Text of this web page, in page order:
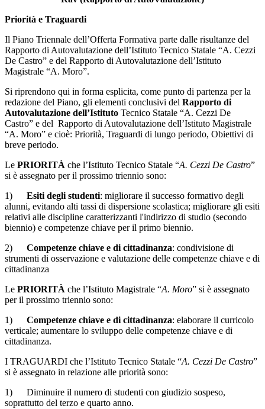
Priorità e Traguardi
Il Piano Triennale dell’Offerta Formativa parte dalle risultanze del
Rapporto di Autovalutazione dell’Istituto Tecnico Statale “A. Cezzi
De Castro” e del Rapporto di Autovalutazione dell’Istituto
Magistrale “A. Moro”.
Si riprendono qui in forma esplicita, come punto di partenza per la
redazione del Piano, gli elementi conclusivi del Rapporto di
Autovalutazione dell’Istituto Tecnico Statale “A. Cezzi De
Castro” e del Rapporto di Autovalutazione dell’Istituto Magistrale
“A. Moro” e cioè: Priorità, Traguardi di lungo periodo, Obiettivi di
breve periodo.
Le PRIORITÀ che l’Istituto Tecnico Statale “A. Cezzi De Castro”
si è assegnato per il prossimo triennio sono:
1) Esiti degli studenti: migliorare il successo formativo degli
alunni, evitando alti tassi di dispersione scolastica; migliorare gli esiti
relativi alle discipline caratterizzanti l'indirizzo di studio (secondo
biennio) e competenze chiave per il primo biennio.
2) Competenze chiave e di cittadinanza: condivisione di
strumenti di osservazione e valutazione delle competenze chiave e di
cittadinanza
Le PRIORITÀ che l’Istituto Magistrale “A. Moro” si è assegnato
per il prossimo triennio sono:
1) Competenze chiave e di cittadinanza: elaborare il curricolo
verticale; aumentare lo sviluppo delle competenze chiave e di
cittadinanza.
I TRAGUARDI che l’Istituto Tecnico Statale “A. Cezzi De Castro”
si è assegnato in relazione alle priorità sono:
1) Diminuire il numero di studenti con giudizio sospeso,
soprattutto del terzo e quarto anno.